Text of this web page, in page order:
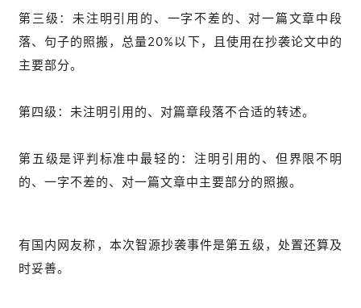
第三级：未注明引用的、一字不差的、对一篇文章中段
落、句子的照搬，总量20%以下，且使用在抄袭论文中的
主要部分。
第四级：未注明引用的、对篇章段落不合适的转述。
第五级是评判标准中最轻的：注明引用的、但界限不明
的、一字不差的、对一篇文章中主要部分的照搬。
有国内网友称，本次智源抄袭事件是第五级，处置还算及
时妥善。